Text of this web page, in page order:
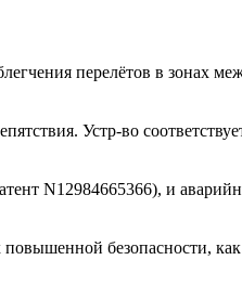
перелётов в зонах
Устр-во
N12984665366), и
безопасности,